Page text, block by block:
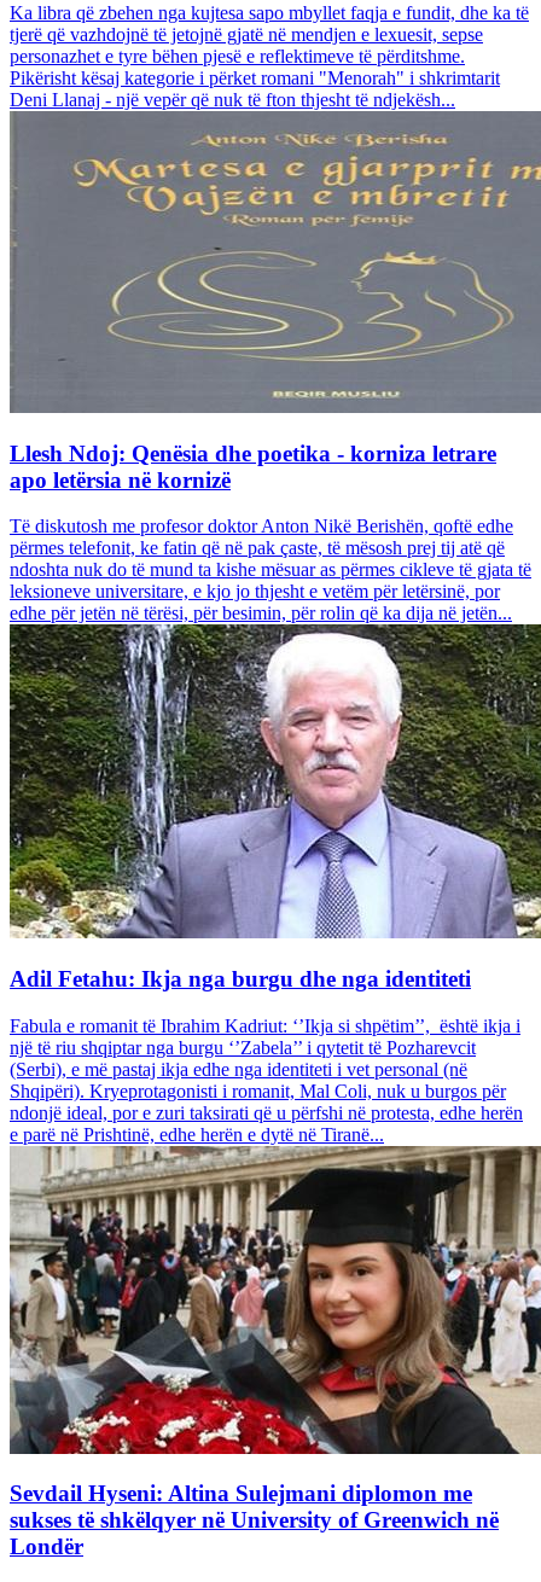
Ka libra që zbehen nga kujtesa sapo mbyllet faqja e fundit, dhe ka të
tjerë që vazhdojnë të jetojnë gjatë në mendjen e lexuesit, sepse
personazhet e tyre bëhen pjesë e reflektimeve të përditshme.
Pikërisht kësaj kategorie i përket romani "Menorah" i shkrimtarit
Deni Llanaj - një vepër që nuk të fton thjesht të ndjekësh...
Llesh Ndoj: Qenësia dhe poetika - korniza letrare
apo letërsia në kornizë
Të diskutosh me profesor doktor Anton Nikë Berishën, qoftë edhe
përmes telefonit, ke fatin që në pak çaste, të mësosh prej tij atë që
ndoshta nuk do të mund ta kishe mësuar as përmes cikleve të gjata të
leksioneve universitare, e kjo jo thjesht e vetëm për letërsinë, por
edhe për jetën në tërësi, për besimin, për rolin që ka dija në jetën...
Adil Fetahu: Ikja nga burgu dhe nga identiteti
Fabula e romanit të Ibrahim Kadriut: ‘’Ikja si shpëtim’’, është ikja i
një të riu shqiptar nga burgu ‘’Zabela’’ i qytetit të Pozharevcit
(Serbi), e më pastaj ikja edhe nga identiteti i vet personal (në
Shqipëri). Kryeprotagonisti i romanit, Mal Coli, nuk u burgos për
ndonjë ideal, por e zuri taksirati që u përfshi në protesta, edhe herën
e parë në Prishtinë, edhe herën e dytë në Tiranë...
Sevdail Hyseni: Altina Sulejmani diplomon me
sukses të shkëlqyer në University of Greenwich në
Londër